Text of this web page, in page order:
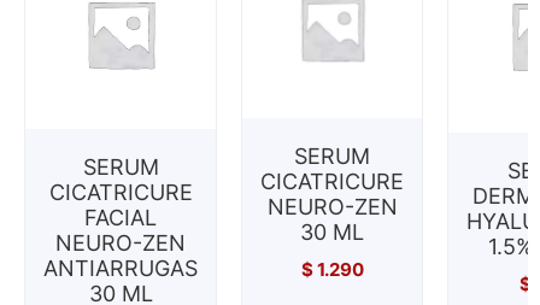
SERUM
CICATRICURE
FACIAL
NEURO-ZEN
ANTIARRUGAS
30 ML
SERUM
CICATRICURE
NEURO-ZEN
30 ML
$1.290
$